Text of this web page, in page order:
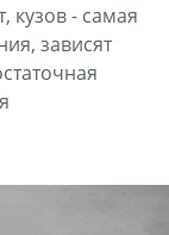
кузов - самая
зависят